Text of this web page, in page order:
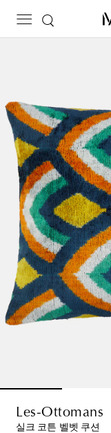
Les-Ottomans
실크 코튼 벨벳 쿠션